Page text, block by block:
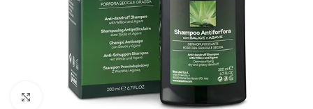
Click to enlarge